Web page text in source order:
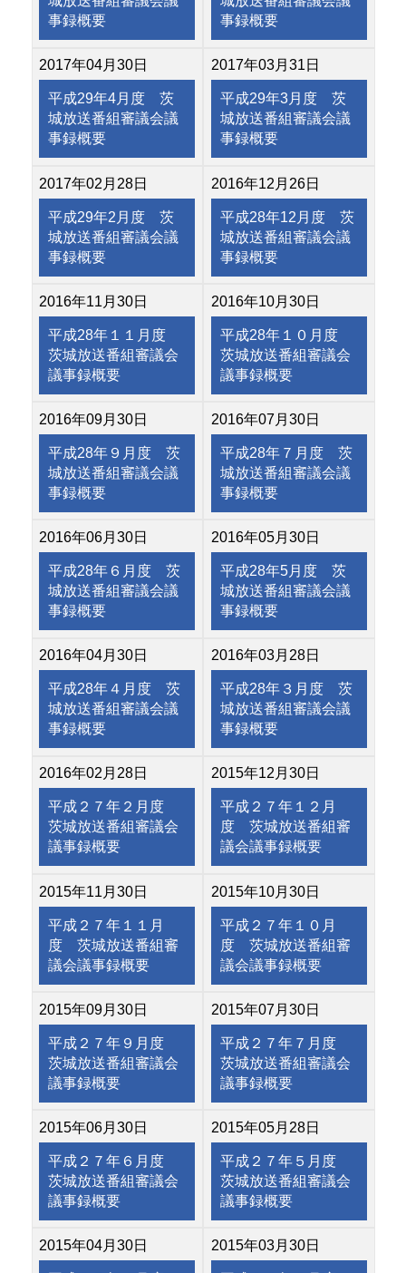
事録概要
事録概要
2017年04月30日
平成29年4月度 茨
城放送番組審議会議
事録概要
2017年03月31日
平成29年3月度 茨
城放送番組審議会議
事録概要
2017年02月28日
平成29年2月度 茨
城放送番組審議会議
事録概要
2016年12月26日
平成28年12月度 茨
城放送番組審議会議
事録概要
2016年11月30日
平成28年１１月度
茨城放送番組審議会
議事録概要
2016年10月30日
平成28年１０月度
茨城放送番組審議会
議事録概要
2016年09月30日
平成28年９月度 茨
城放送番組審議会議
事録概要
2016年07月30日
平成28年７月度 茨
城放送番組審議会議
事録概要
2016年06月30日
平成28年６月度 茨
城放送番組審議会議
事録概要
2016年05月30日
平成28年5月度 茨
城放送番組審議会議
事録概要
2016年04月30日
平成28年４月度 茨
城放送番組審議会議
事録概要
2016年03月28日
平成28年３月度 茨
城放送番組審議会議
事録概要
2016年02月28日
平成２７年２月度
茨城放送番組審議会
議事録概要
2015年12月30日
平成２７年１２月
度 茨城放送番組審
議会議事録概要
2015年11月30日
平成２７年１１月
度 茨城放送番組審
議会議事録概要
2015年10月30日
平成２７年１０月
度 茨城放送番組審
議会議事録概要
2015年09月30日
平成２７年９月度
茨城放送番組審議会
議事録概要
2015年07月30日
平成２７年７月度
茨城放送番組審議会
議事録概要
2015年06月30日
平成２７年６月度
茨城放送番組審議会
議事録概要
2015年05月28日
平成２７年５月度
茨城放送番組審議会
議事録概要
2015年04月30日 2015年03月30日